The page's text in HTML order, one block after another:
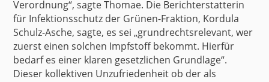
Verordnung“, sagte Thomae. Die Berichterstatterin
für Infektionsschutz der Grünen-Fraktion, Kordula
Schulz-Asche, sagte, es sei „grundrechtsrelevant, wer
zuerst einen solchen Impfstoff bekommt. Hierfür
bedarf es einer klaren gesetzlichen Grundlage“.
Dieser kollektiven Unzufriedenheit ob der als